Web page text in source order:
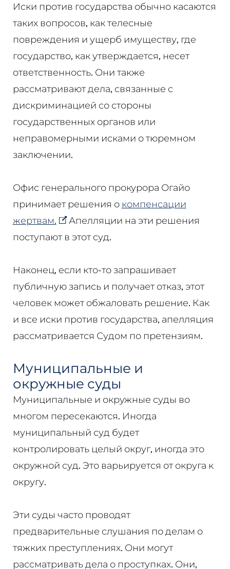
Иски против государства обычно касаются
таких вопросов, как телесные
повреждения и ущерб имуществу, где
государство, как утверждается, несет
ответственность. Они также
рассматривают дела, связанные с
дискриминацией со стороны
государственных органов или
неправомерными исками о тюремном
заключении.
Офис генерального прокурора Огайо
принимает решения о компенсации
жертвам.
Апелляции на эти решения
поступают в этот суд.
Наконец, если кто-то запрашивает
публичную запись и получает отказ, этот
человек может обжаловать решение. Как
и все иски против государства, апелляция
рассматривается Судом по претензиям.
Муниципальные и
окружные суды
Муниципальные и окружные суды во
многом пересекаются. Иногда
муниципальный суд будет
контролировать целый округ, иногда это
окружной суд. Это варьируется от округа к
округу.
Эти суды часто проводят
предварительные слушания по делам о
тяжких преступлениях. Они могут
рассматривать дела о проступках. Они,